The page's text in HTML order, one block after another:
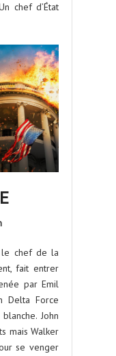
chef d’État
le chef de la
fait entrer
par Emil
Delta Force
John
mais Walker
se venger